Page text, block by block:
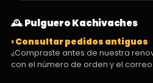
🕰️ Pulguero Kachivaches
› Consultar pedidos antiguos
¿Compraste antes de nuestra
con el número de orden y el